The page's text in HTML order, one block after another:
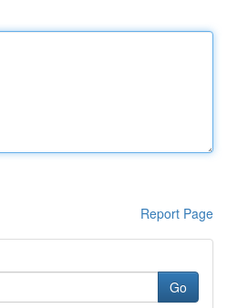
Report Page
Go